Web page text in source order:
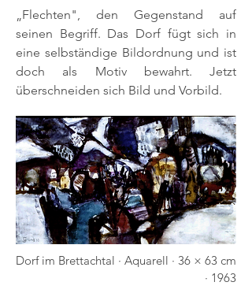
„Flechten", den Gegenstand auf
seinen Begriff. Das Dorf fügt sich in
eine selbständige Bildordnung und ist
doch als Motiv bewahrt. Jetzt
überschneiden sich Bild und Vorbild.
Dorf im Brettachtal · Aquarell · 36 × 63 cm
· 1963